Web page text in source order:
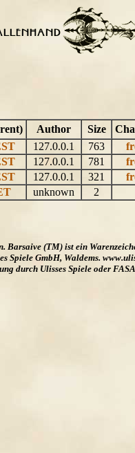
Author Size
127.0.0.1 763
127.0.0.1 781
127.0.0.1 321
unknown 2
Barsaive (TM) ist ein
GmbH, Waldems.
durch Ulisses Spiele oder